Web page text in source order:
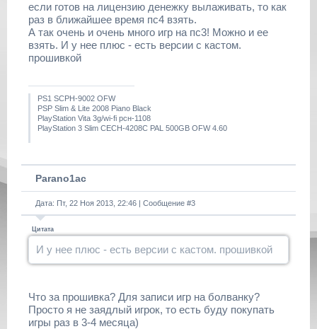
если готов на лицензию денежку вылаживать, то как
раз в ближайшее время пс4 взять.
А так очень и очень много игр на пс3! Можно и ее
взять. И у нее плюс - есть версии с кастом.
прошивкой
PS1 SCPH-9002 OFW
PSP Slim & Lite 2008 Piano Black
PlayStation Vita 3g/wi-fi рсн-1108
PlayStation 3 Slim CECH-4208C PAL 500GB OFW 4.60
Parano1ac
Дата: Пт, 22 Ноя 2013, 22:46 | Сообщение #3
Цитата
И у нее плюс - есть версии с кастом. прошивкой
Что за прошивка? Для записи игр на болванку?
Просто я не заядлый игрок, то есть буду покупать
игры раз в 3-4 месяца)